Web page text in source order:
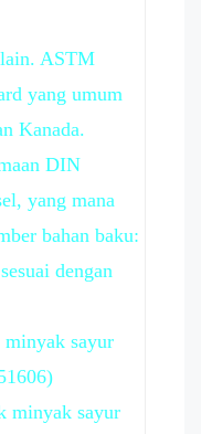
lain. ASTM
yang umum
Kanada.
DIN
yang mana
bahan baku:
dengan
minyak sayur
minyak sayur